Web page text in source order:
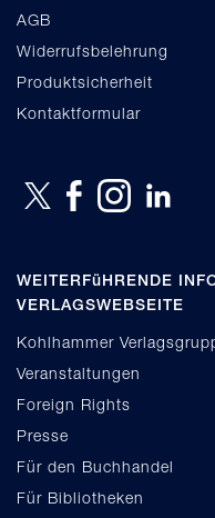
AGB
Widerrufsbelehrung
Produktsicherheit
Kontaktformular
WEITERFüHRENDE
VERLAGSWEBSEITE
Kohlhammer
Veranstaltungen
Foreign Rights
Presse
Für den Buchhandel
Für Bibliotheken